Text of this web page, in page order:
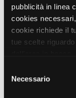
pubblicità in linea
cookies
cookie richiede il
tue scelte
prosegui” o
sul pulsante
delNecessario